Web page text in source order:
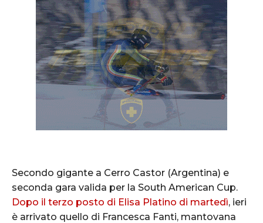
Secondo gigante a Cerro Castor (Argentina) e
seconda gara valida per la South American Cup.
Dopo il terzo posto di Elisa Platino di martedì, ieri
è arrivato quello di Francesca Fanti, mantovana